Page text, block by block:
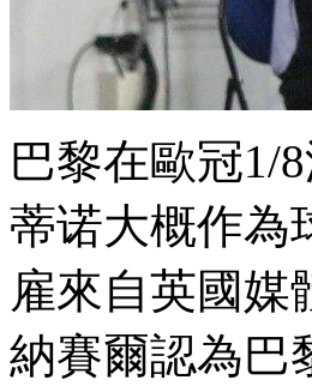
巴黎在歐冠1/8
蒂诺大概作為
雇來自英國媒
納賽爾認為巴